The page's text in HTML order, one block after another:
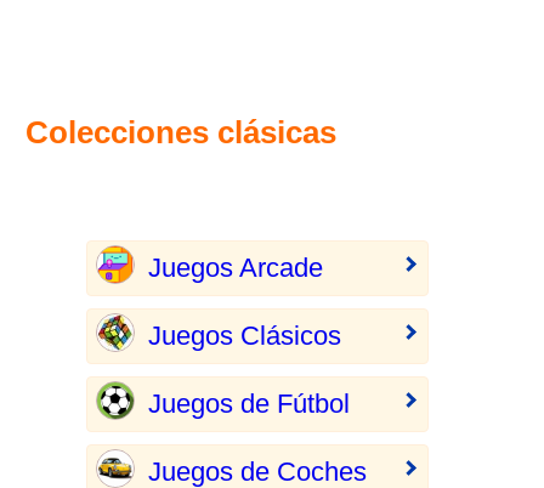
Colecciones clásicas
Juegos Arcade
Juegos Clásicos
Juegos de Fútbol
Juegos de Coches